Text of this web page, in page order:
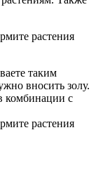
таким
вносить золу.
комбинации с